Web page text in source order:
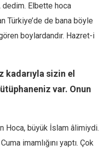
dedim. Elbette hoca
Türkiye’de de bana böyle
boylardandır. Hazret-i
kadarıyla sizin el
var. Onun
Hoca, büyük İslam âlimiydi.
imamlığını yaptı. Çok